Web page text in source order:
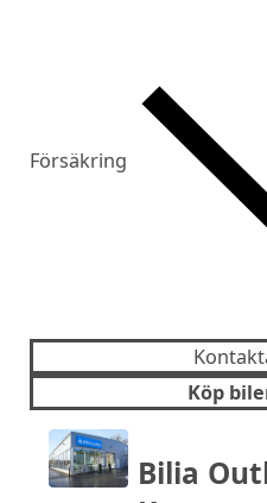
Försäkring
Köp
Bilia